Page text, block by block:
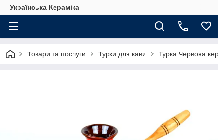
Українська Кераміка
Товари та послуги Турки для кави Турка Червона